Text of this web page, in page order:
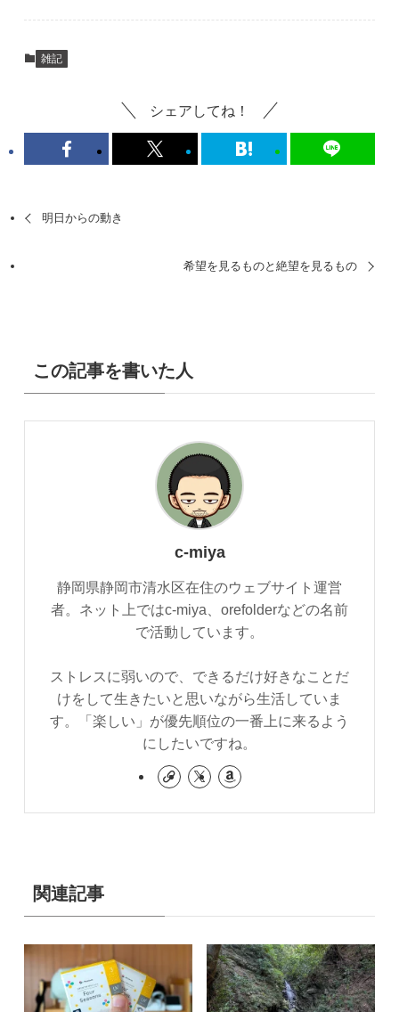
雑記
シェアしてね！
明日からの動き
希望を見るものと絶望を見るもの
この記事を書いた人
c-miya
静岡県静岡市清水区在住のウェブサイト運営
者。ネット上ではc-miya、orefolderなどの名前
で活動しています。
ストレスに弱いので、できるだけ好きなことだ
けをして生きたいと思いながら生活していま
す。「楽しい」が優先順位の一番上に来るよう
にしたいですね。
関連記事